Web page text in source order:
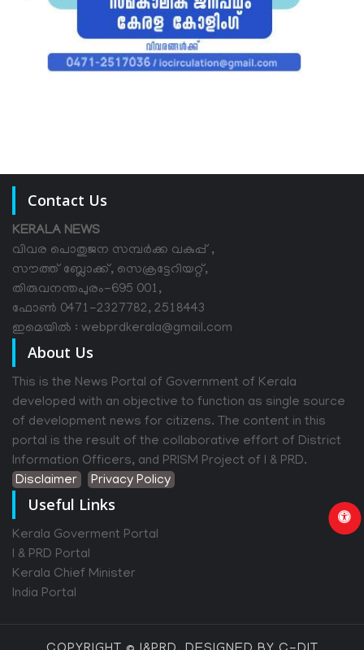
Contact Us
KERALA NEWS
വിവര പൊതുജന സമ്പര്‍ക്ക വകുപ്പ് ,
സൗത്ത് ബ്ലോക്ക്, സെക്രട്ടേറിയറ്റ്,
തിരുവനന്തപുരം-695 001,
ഫോൺ 0471-2327782, 2518443
ഇമെയിൽ : webprdkerala@gmail.com
About Us
This is the News Portal of Government of Kerala
developed with an objective to function as single source
of development news for citizens. The content in this
portal is the result of the collaborative effort of District
Information Officers, and PRISM Project of I & PRD.
Disclaimer
Privacy Policy
Useful Links
Kerala Goverment Portal
I & PRD Portal
Kerala Chief Minister
India Portal